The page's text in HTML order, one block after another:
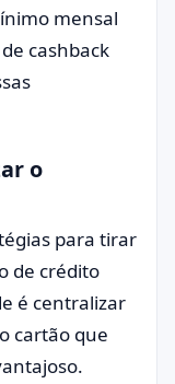
mensal
cashback
o
para tirar
de crédito
é centralizar
cartão que